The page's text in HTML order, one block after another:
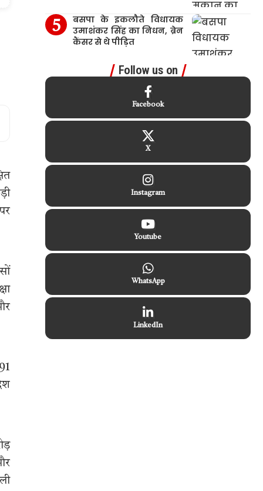
बसपा के इकलौते विधायक
उमाशंकर सिंह का निधन, ब्रेन
कैंसर से थे पीड़ित
Follow us on
Facebook
X
Instagram
Youtube
WhatsApp
LinkedIn